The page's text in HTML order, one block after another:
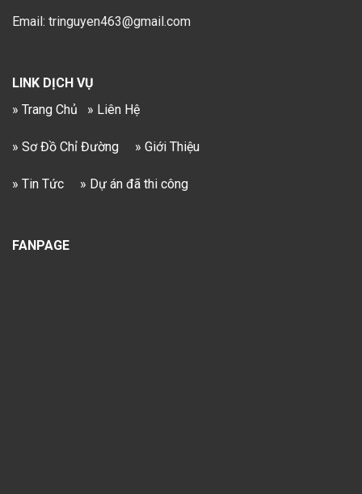
Email: tringuyen463@gmail.com
LINK DỊCH VỤ
» Trang Chủ
» Liên Hệ
» Sơ Đồ Chỉ Đường » Giới Thiệu
» Tin Tức » Dự án đã thi công
FANPAGE